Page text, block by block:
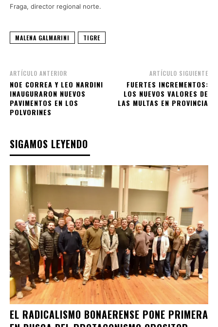
Fraga, director regional norte.
MALENA GALMARINI TIGRE
ARTÍCULO ANTERIOR
NOE CORREA Y LEO NARDINI
INAUGURARON NUEVOS
PAVIMENTOS EN LOS
POLVORINES
ARTÍCULO SIGUIENTE
FUERTES INCREMENTOS:
LOS NUEVOS VALORES DE
LAS MULTAS EN PROVINCIA
SIGAMOS LEYENDO
EL RADICALISMO BONAERENSE PONE PRIMERA